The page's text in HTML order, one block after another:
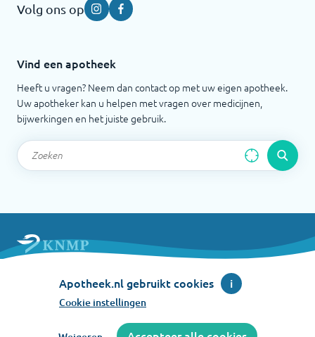
Volg ons op InstagramFacebook
Vind een apotheek
Heeft u vragen? Neem dan contact op met uw eigen apotheek.
Uw apotheker kan u helpen met vragen over medicijnen,
bijwerkingen en het juiste gebruik.
Nederlandse Maatschappij ter bevordering der
Pharmacie
Apotheek.nl gebruikt cookies i
Cookie instellingen